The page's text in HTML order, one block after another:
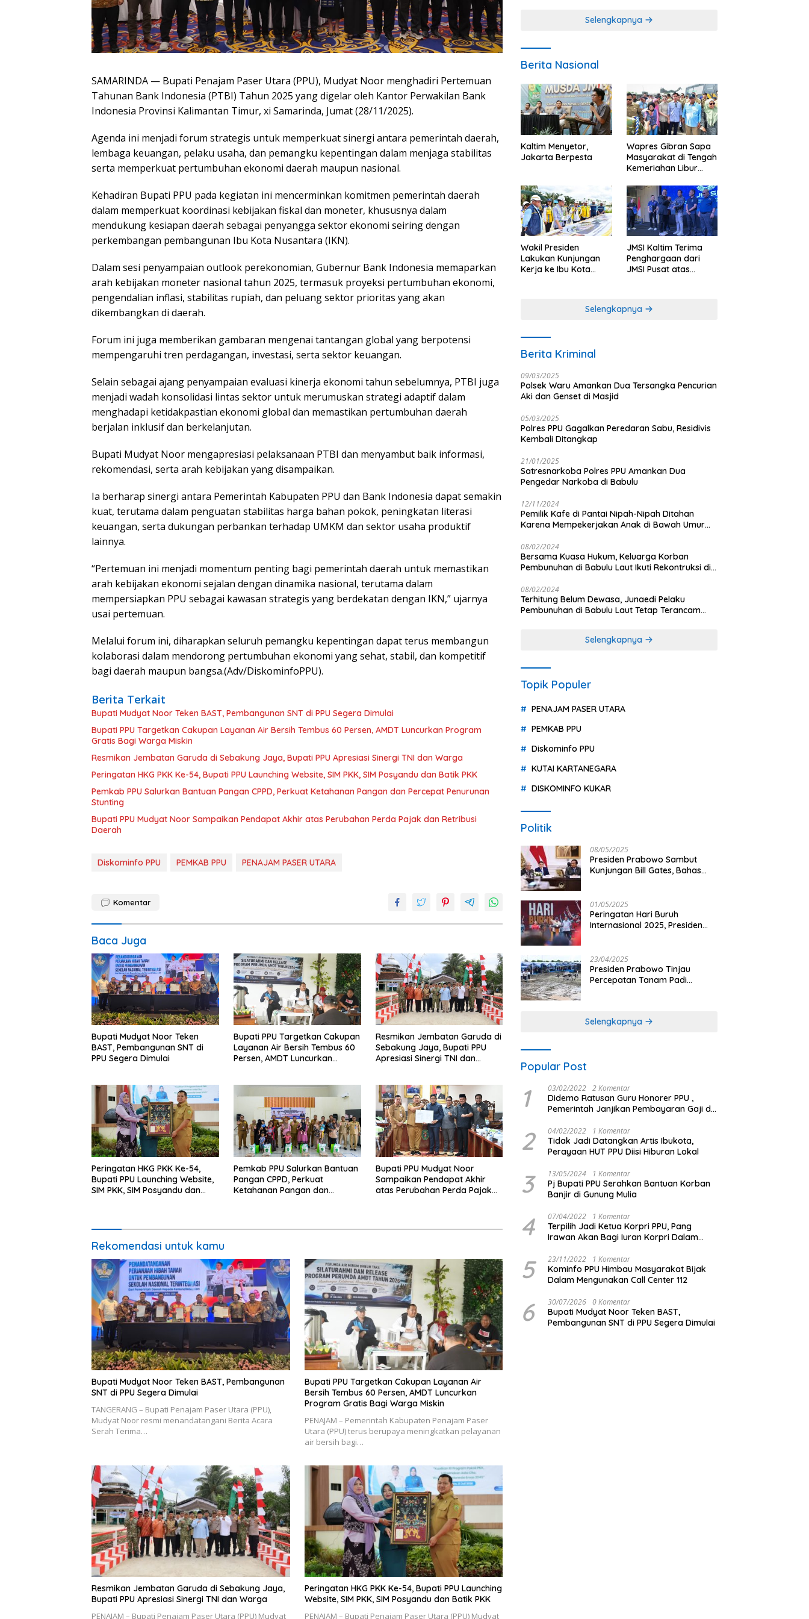
SAMARINDA — Bupati Penajam Paser Utara (PPU), Mudyat Noor menghadiri Pertemuan
Tahunan Bank Indonesia (PTBI) Tahun 2025 yang digelar oleh Kantor Perwakilan Bank
Indonesia Provinsi Kalimantan Timur, xi Samarinda, Jumat (28/11/2025).
Agenda ini menjadi forum strategis untuk memperkuat sinergi antara pemerintah daerah,
lembaga keuangan, pelaku usaha, dan pemangku kepentingan dalam menjaga stabilitas
serta memperkuat pertumbuhan ekonomi daerah maupun nasional.
Kehadiran Bupati PPU pada kegiatan ini mencerminkan komitmen pemerintah daerah
dalam memperkuat koordinasi kebijakan fiskal dan moneter, khususnya dalam
mendukung kesiapan daerah sebagai penyangga sektor ekonomi seiring dengan
perkembangan pembangunan Ibu Kota Nusantara (IKN).
Dalam sesi penyampaian outlook perekonomian, Gubernur Bank Indonesia memaparkan
arah kebijakan moneter nasional tahun 2025, termasuk proyeksi pertumbuhan ekonomi,
pengendalian inflasi, stabilitas rupiah, dan peluang sektor prioritas yang akan
dikembangkan di daerah.
Forum ini juga memberikan gambaran mengenai tantangan global yang berpotensi
mempengaruhi tren perdagangan, investasi, serta sektor keuangan.
Selain sebagai ajang penyampaian evaluasi kinerja ekonomi tahun sebelumnya, PTBI juga
menjadi wadah konsolidasi lintas sektor untuk merumuskan strategi adaptif dalam
menghadapi ketidakpastian ekonomi global dan memastikan pertumbuhan daerah
berjalan inklusif dan berkelanjutan.
Bupati Mudyat Noor mengapresiasi pelaksanaan PTBI dan menyambut baik informasi,
rekomendasi, serta arah kebijakan yang disampaikan.
Ia berharap sinergi antara Pemerintah Kabupaten PPU dan Bank Indonesia dapat semakin
kuat, terutama dalam penguatan stabilitas harga bahan pokok, peningkatan literasi
keuangan, serta dukungan perbankan terhadap UMKM dan sektor usaha produktif
lainnya.
“Pertemuan ini menjadi momentum penting bagi pemerintah daerah untuk memastikan
arah kebijakan ekonomi sejalan dengan dinamika nasional, terutama dalam
mempersiapkan PPU sebagai kawasan strategis yang berdekatan dengan IKN,” ujarnya
usai pertemuan.
Melalui forum ini, diharapkan seluruh pemangku kepentingan dapat terus membangun
kolaborasi dalam mendorong pertumbuhan ekonomi yang sehat, stabil, dan kompetitif
bagi daerah maupun bangsa.(Adv/DiskominfoPPU).
Berita Terkait
Bupati Mudyat Noor Teken BAST, Pembangunan SNT di PPU Segera Dimulai
Bupati PPU Targetkan Cakupan Layanan Air Bersih Tembus 60 Persen, AMDT Luncurkan Program
Gratis Bagi Warga Miskin
Resmikan Jembatan Garuda di Sebakung Jaya, Bupati PPU Apresiasi Sinergi TNI dan Warga
Peringatan HKG PKK Ke-54, Bupati PPU Launching Website, SIM PKK, SIM Posyandu dan Batik PKK
Pemkab PPU Salurkan Bantuan Pangan CPPD, Perkuat Ketahanan Pangan dan Percepat Penurunan
Stunting
Bupati PPU Mudyat Noor Sampaikan Pendapat Akhir atas Perubahan Perda Pajak dan Retribusi
Daerah
Diskominfo PPU PEMKAB PPU PENAJAM PASER UTARA
Komentar
Baca Juga
Bupati Mudyat Noor Teken
BAST, Pembangunan SNT di
PPU Segera Dimulai
Bupati PPU Targetkan Cakupan
Layanan Air Bersih Tembus 60
Persen, AMDT Luncurkan
Resmikan Jembatan Garuda di
Sebakung Jaya, Bupati PPU
Apresiasi Sinergi TNI dan
Peringatan HKG PKK Ke-54,
Bupati PPU Launching Website,
SIM PKK, SIM Posyandu dan
Pemkab PPU Salurkan Bantuan
Pangan CPPD, Perkuat
Ketahanan Pangan dan
Bupati PPU Mudyat Noor
Sampaikan Pendapat Akhir
atas Perubahan Perda Pajak
Rekomendasi untuk kamu
Bupati Mudyat Noor Teken BAST, Pembangunan
SNT di PPU Segera Dimulai
TANGERANG – Bupati Penajam Paser Utara (PPU),
Mudyat Noor resmi menandatangani Berita Acara
Serah Terima…
Bupati PPU Targetkan Cakupan Layanan Air
Bersih Tembus 60 Persen, AMDT Luncurkan
Program Gratis Bagi Warga Miskin
PENAJAM – Pemerintah Kabupaten Penajam Paser
Utara (PPU) terus berupaya meningkatkan pelayanan
air bersih bagi…
Resmikan Jembatan Garuda di Sebakung Jaya,
Bupati PPU Apresiasi Sinergi TNI dan Warga
PENAJAM – Bupati Penajam Paser Utara (PPU) Mudyat
Peringatan HKG PKK Ke-54, Bupati PPU Launching
Website, SIM PKK, SIM Posyandu dan Batik PKK
PENAJAM – Bupati Penajam Paser Utara (PPU) Mudyat
Selengkapnya
Berita Nasional
Kaltim Menyetor,
Jakarta Berpesta
Wapres Gibran Sapa
Masyarakat di Tengah
Kemeriahan Libur
Wakil Presiden
Lakukan Kunjungan
Kerja ke Ibu Kota
JMSI Kaltim Terima
Penghargaan dari
JMSI Pusat atas
Jurnalistik
Selengkapnya
Berita Kriminal
09/03/2025
Polsek Waru Amankan Dua Tersangka Pencurian
Aki dan Genset di Masjid
05/03/2025
Polres PPU Gagalkan Peredaran Sabu, Residivis
Kembali Ditangkap
21/01/2025
Satresnarkoba Polres PPU Amankan Dua
Pengedar Narkoba di Babulu
12/11/2024
Pemilik Kafe di Pantai Nipah-Nipah Ditahan
Karena Mempekerjakan Anak di Bawah Umur
08/02/2024
Bersama Kuasa Hukum, Keluarga Korban
Pembunuhan di Babulu Laut Ikuti Rekontruksi di
08/02/2024
Terhitung Belum Dewasa, Junaedi Pelaku
Pembunuhan di Babulu Laut Tetap Terancam
Selengkapnya
Topik Populer
PENAJAM PASER UTARA
PEMKAB PPU
Diskominfo PPU
KUTAI KARTANEGARA
DISKOMINFO KUKAR
Politik
08/05/2025
Presiden Prabowo Sambut
Kunjungan Bill Gates, Bahas
Pertanian di Indonesia
01/05/2025
Peringatan Hari Buruh
Internasional 2025, Presiden
23/04/2025
Presiden Prabowo Tinjau
Percepatan Tanam Padi
Selengkapnya
Popular Post
1 03/02/2022 2 Komentar
Didemo Ratusan Guru Honorer PPU ,
Pemerintah Janjikan Pembayaran Gaji di
2 04/02/2022 1 Komentar
Tidak Jadi Datangkan Artis Ibukota,
Perayaan HUT PPU Diisi Hiburan Lokal
3 13/05/2024 1 Komentar
Pj Bupati PPU Serahkan Bantuan Korban
Banjir di Gunung Mulia
4 07/04/2022 1 Komentar
Terpilih Jadi Ketua Korpri PPU, Pang
Irawan Akan Bagi Iuran Korpri Dalam
5 23/11/2022 1 Komentar
Kominfo PPU Himbau Masyarakat Bijak
Dalam Mengunakan Call Center 112
6 30/07/2026 0 Komentar
Bupati Mudyat Noor Teken BAST,
Pembangunan SNT di PPU Segera Dimulai